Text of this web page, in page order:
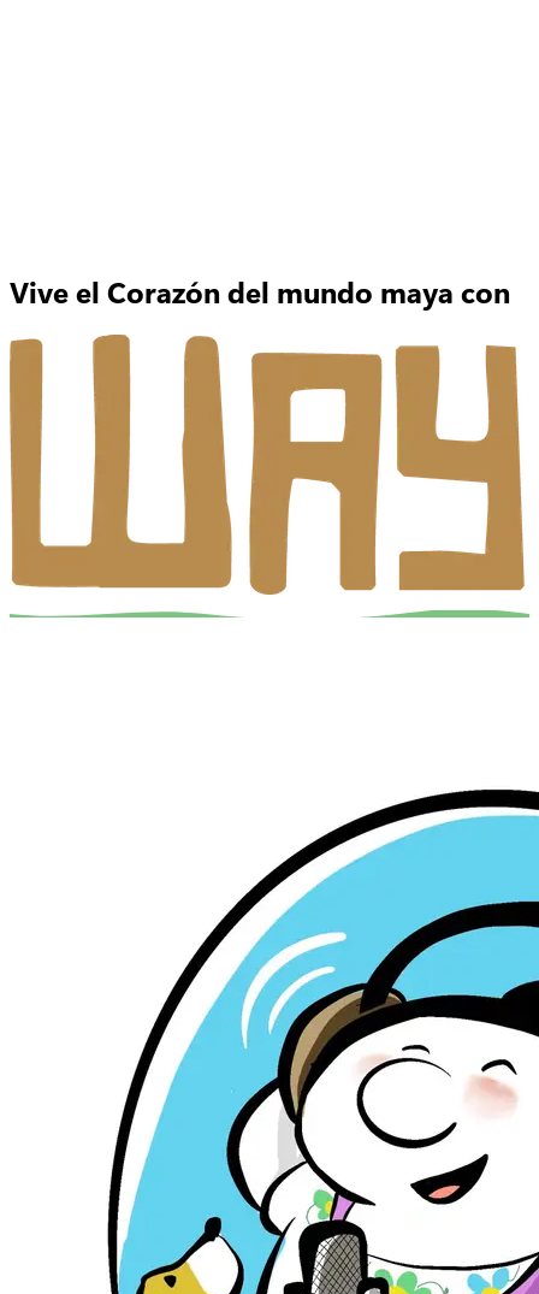
Vive el Corazón del mundo maya con